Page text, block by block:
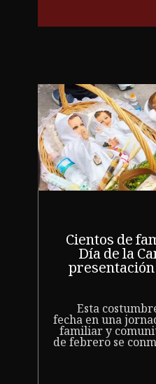
Cientos de
Día de la
Esta
fecha en una
familiar y
de febrero se